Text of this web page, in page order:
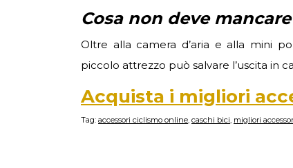
Cosa non deve
Oltre alla camera d’aria e alla mini
piccolo attrezzo può salvare l’uscita in
Acquista i migliori
Tag: accessori ciclismo online caschi bici migliori